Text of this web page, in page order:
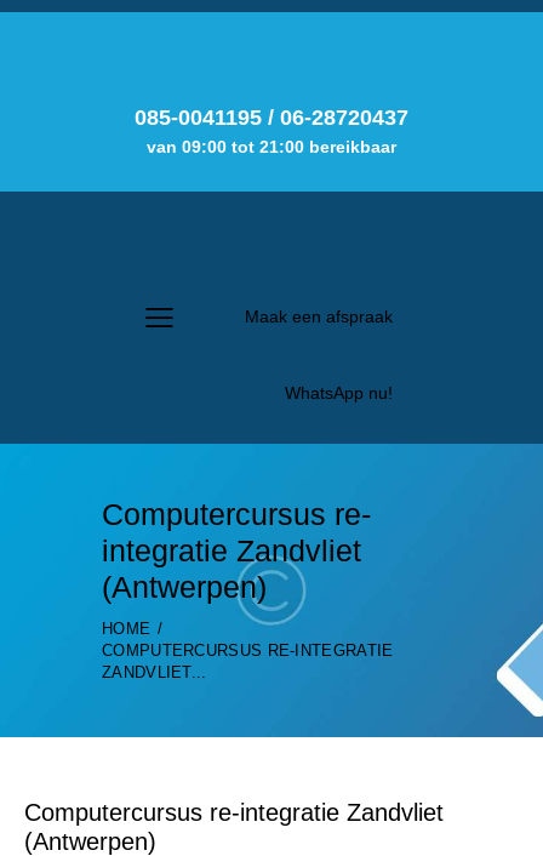
085-0041195 / 06-28720437
van 09:00 tot 21:00 bereikbaar
Maak een afspraak
WhatsApp nu!
Computercursus re-
integratie Zandvliet
(Antwerpen)
HOME
COMPUTERCURSUS RE-INTEGRATIE
ZANDVLIET...
Computercursus re-integratie Zandvliet
(Antwerpen)